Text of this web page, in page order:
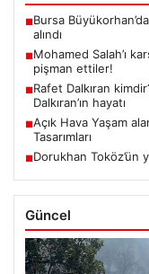
■Bursa
alındı
■Mohamed Salah’ı
pişman ettiler!
■Rafet Dalkıran
Dalkıran’ın hayatı
■Açık Hava Yaşam
Tasarımları
■Dorukhan Toköz’ün
Güncel